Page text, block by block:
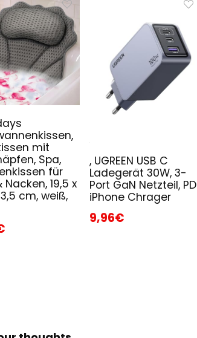
mit
Spa,
für
Nacken, 19,5 x
cm, weiß,
, UGREEN USB C
Ladegerät 30W, 3-
Port GaN Netzteil, PD
iPhone Chrager
9,96€